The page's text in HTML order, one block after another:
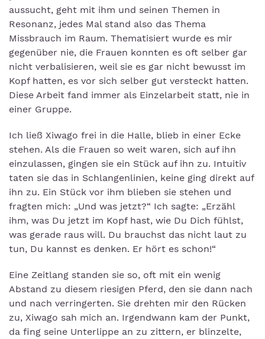
aussucht, geht mit ihm und seinen Themen in
Resonanz, jedes Mal stand also das Thema
Missbrauch im Raum. Thematisiert wurde es mir
gegenüber nie, die Frauen konnten es oft selber gar
nicht verbalisieren, weil sie es gar nicht bewusst im
Kopf hatten, es vor sich selber gut versteckt hatten.
Diese Arbeit fand immer als Einzelarbeit statt, nie in
einer Gruppe.
Ich ließ Xiwago frei in die Halle, blieb in einer Ecke
stehen. Als die Frauen so weit waren, sich auf ihn
einzulassen, gingen sie ein Stück auf ihn zu. Intuitiv
taten sie das in Schlangenlinien, keine ging direkt auf
ihn zu. Ein Stück vor ihm blieben sie stehen und
fragten mich: „Und was jetzt?“ Ich sagte: „Erzähl
ihm, was Du jetzt im Kopf hast, wie Du Dich fühlst,
was gerade raus will. Du brauchst das nicht laut zu
tun, Du kannst es denken. Er hört es schon!“
Eine Zeitlang standen sie so, oft mit ein wenig
Abstand zu diesem riesigen Pferd, den sie dann nach
und nach verringerten. Sie drehten mir den Rücken
zu, Xiwago sah mich an. Irgendwann kam der Punkt,
da fing seine Unterlippe an zu zittern, er blinzelte,